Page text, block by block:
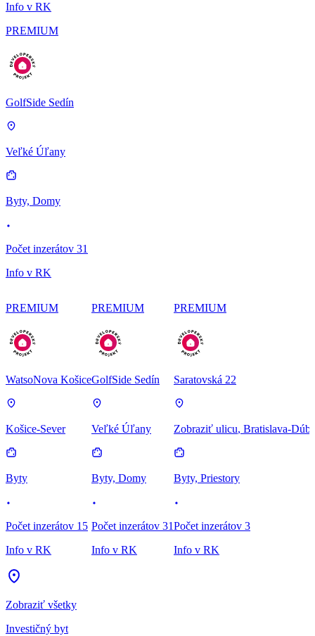
Info v RK
PREMIUM
GolfSide Sedín
Veľké Úľany
Byty, Domy
Počet inzerátov 31
Info v RK
PREMIUM
WatsoNova Košice
Košice-Sever
Byty
Počet inzerátov 15
Info v RK
PREMIUM
GolfSide Sedín
Veľké Úľany
Byty, Domy
Počet inzerátov 31
Info v RK
PREMIUM
Saratovská 22
Zobraziť ulicu, Bratislava-
Byty, Priestory
Počet inzerátov 3
Info v RK
Zobraziť všetky
Investičný byt